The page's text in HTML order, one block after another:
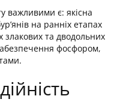
важливими є: якісна
на ранніх етапах
злакових та дводольних
фосфором,